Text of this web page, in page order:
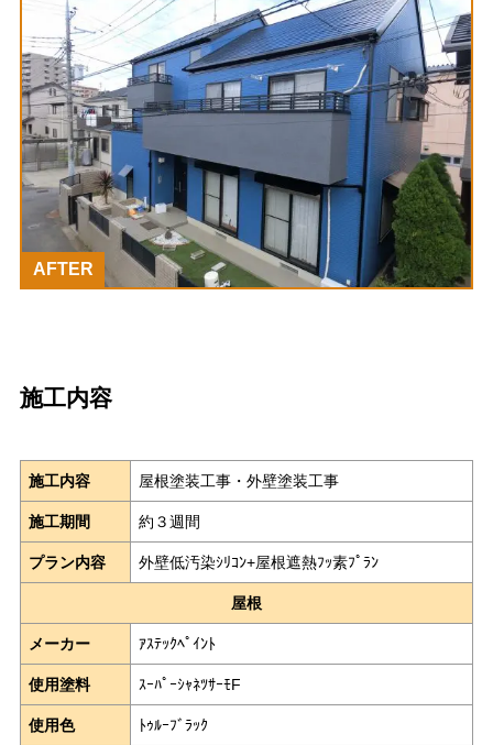
AFTER
施工内容
施工内容 屋根塗装工事・外壁塗装工事
施工期間 約３週間
プラン内容 外壁低汚染ｼﾘｺﾝ+屋根遮熱ﾌｯ素ﾌﾟﾗﾝ
屋根
メーカー ｱｽﾃｯｸﾍﾟｲﾝﾄ
使用塗料 ｽｰﾊﾟｰｼｬﾈﾂｻｰﾓF
使用色 ﾄｩﾙｰﾌﾞﾗｯｸ